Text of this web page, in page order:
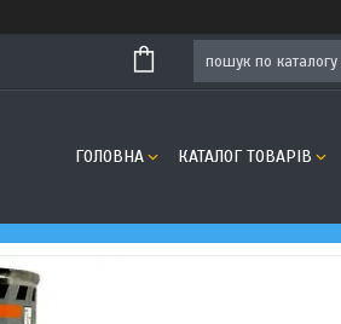
ГОЛОВНА КАТАЛОГ ТОВАРІВ